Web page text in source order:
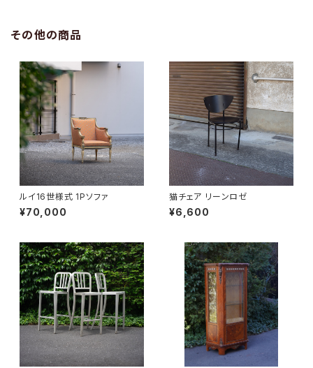
その他の商品
ルイ16世様式 1Pソファ
¥70,000
猫チェア リーンロゼ
¥6,600